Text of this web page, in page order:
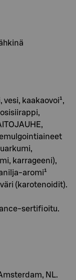
vesi, kaakaovoi¹,
emulgointiaineet
karrageeni),
aromi¹
(karotenoidit).
sertifioitu.
NL.